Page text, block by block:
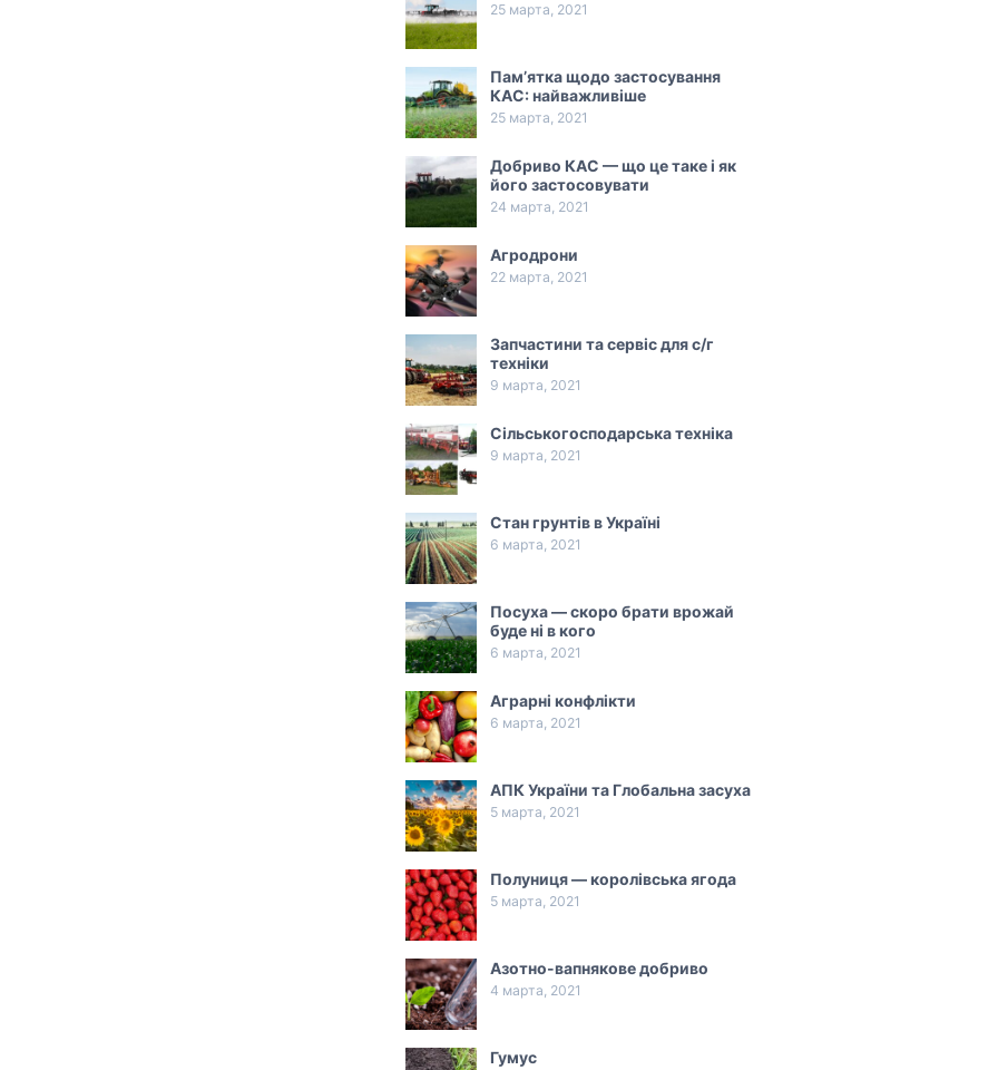
25 марта, 2021
Пам’ятка щодо застосування
КАС: найважливіше
25 марта, 2021
Добриво КАС — що це таке і як
його застосовувати
24 марта, 2021
Агродрони
22 марта, 2021
Запчастини та сервіс для с/г
техніки
9 марта, 2021
Сільськогосподарська техніка
9 марта, 2021
Стан грунтів в Україні
6 марта, 2021
Посуха — скоро брати врожай
буде ні в кого
6 марта, 2021
Аграрні конфлікти
6 марта, 2021
АПК України та Глобальна засуха
5 марта, 2021
Полуниця — королівська ягода
5 марта, 2021
Азотно-вапнякове добриво
4 марта, 2021
Гумус